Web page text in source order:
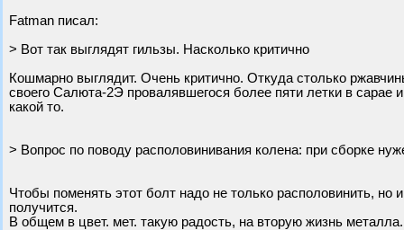
Fatman писал:
> Вот так выглядят гильзы. Насколько критично
Кошмарно выглядит. Очень критично. Откуда столько
своего Салюта-2Э провалявшегося более пяти летки в
какой то.
> Вопрос по поводу располовинивания колена: при сборке
Чтобы поменять этот болт надо не только располовинить, но
получится.
В общем в цвет. мет. такую радость, на вторую жизнь